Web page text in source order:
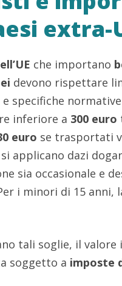
extra-
che importano
devono rispettare
specifiche
inferiore a 300 euro
euro se trasportati
applicano dazi
sia occasionale e
i minori di 15 anni,
tali soglie, il valore
soggetto a imposte